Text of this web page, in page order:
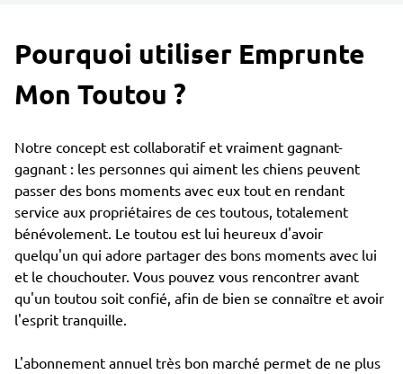
Pourquoi utiliser Emprunte
Mon Toutou ?
Notre concept est collaboratif et vraiment gagnant-
gagnant : les personnes qui aiment les chiens peuvent
passer des bons moments avec eux tout en rendant
service aux propriétaires de ces toutous, totalement
bénévolement. Le toutou est lui heureux d'avoir
quelqu'un qui adore partager des bons moments avec lui
et le chouchouter. Vous pouvez vous rencontrer avant
qu'un toutou soit confié, afin de bien se connaître et avoir
l'esprit tranquille.
L'abonnement annuel très bon marché permet de ne plus